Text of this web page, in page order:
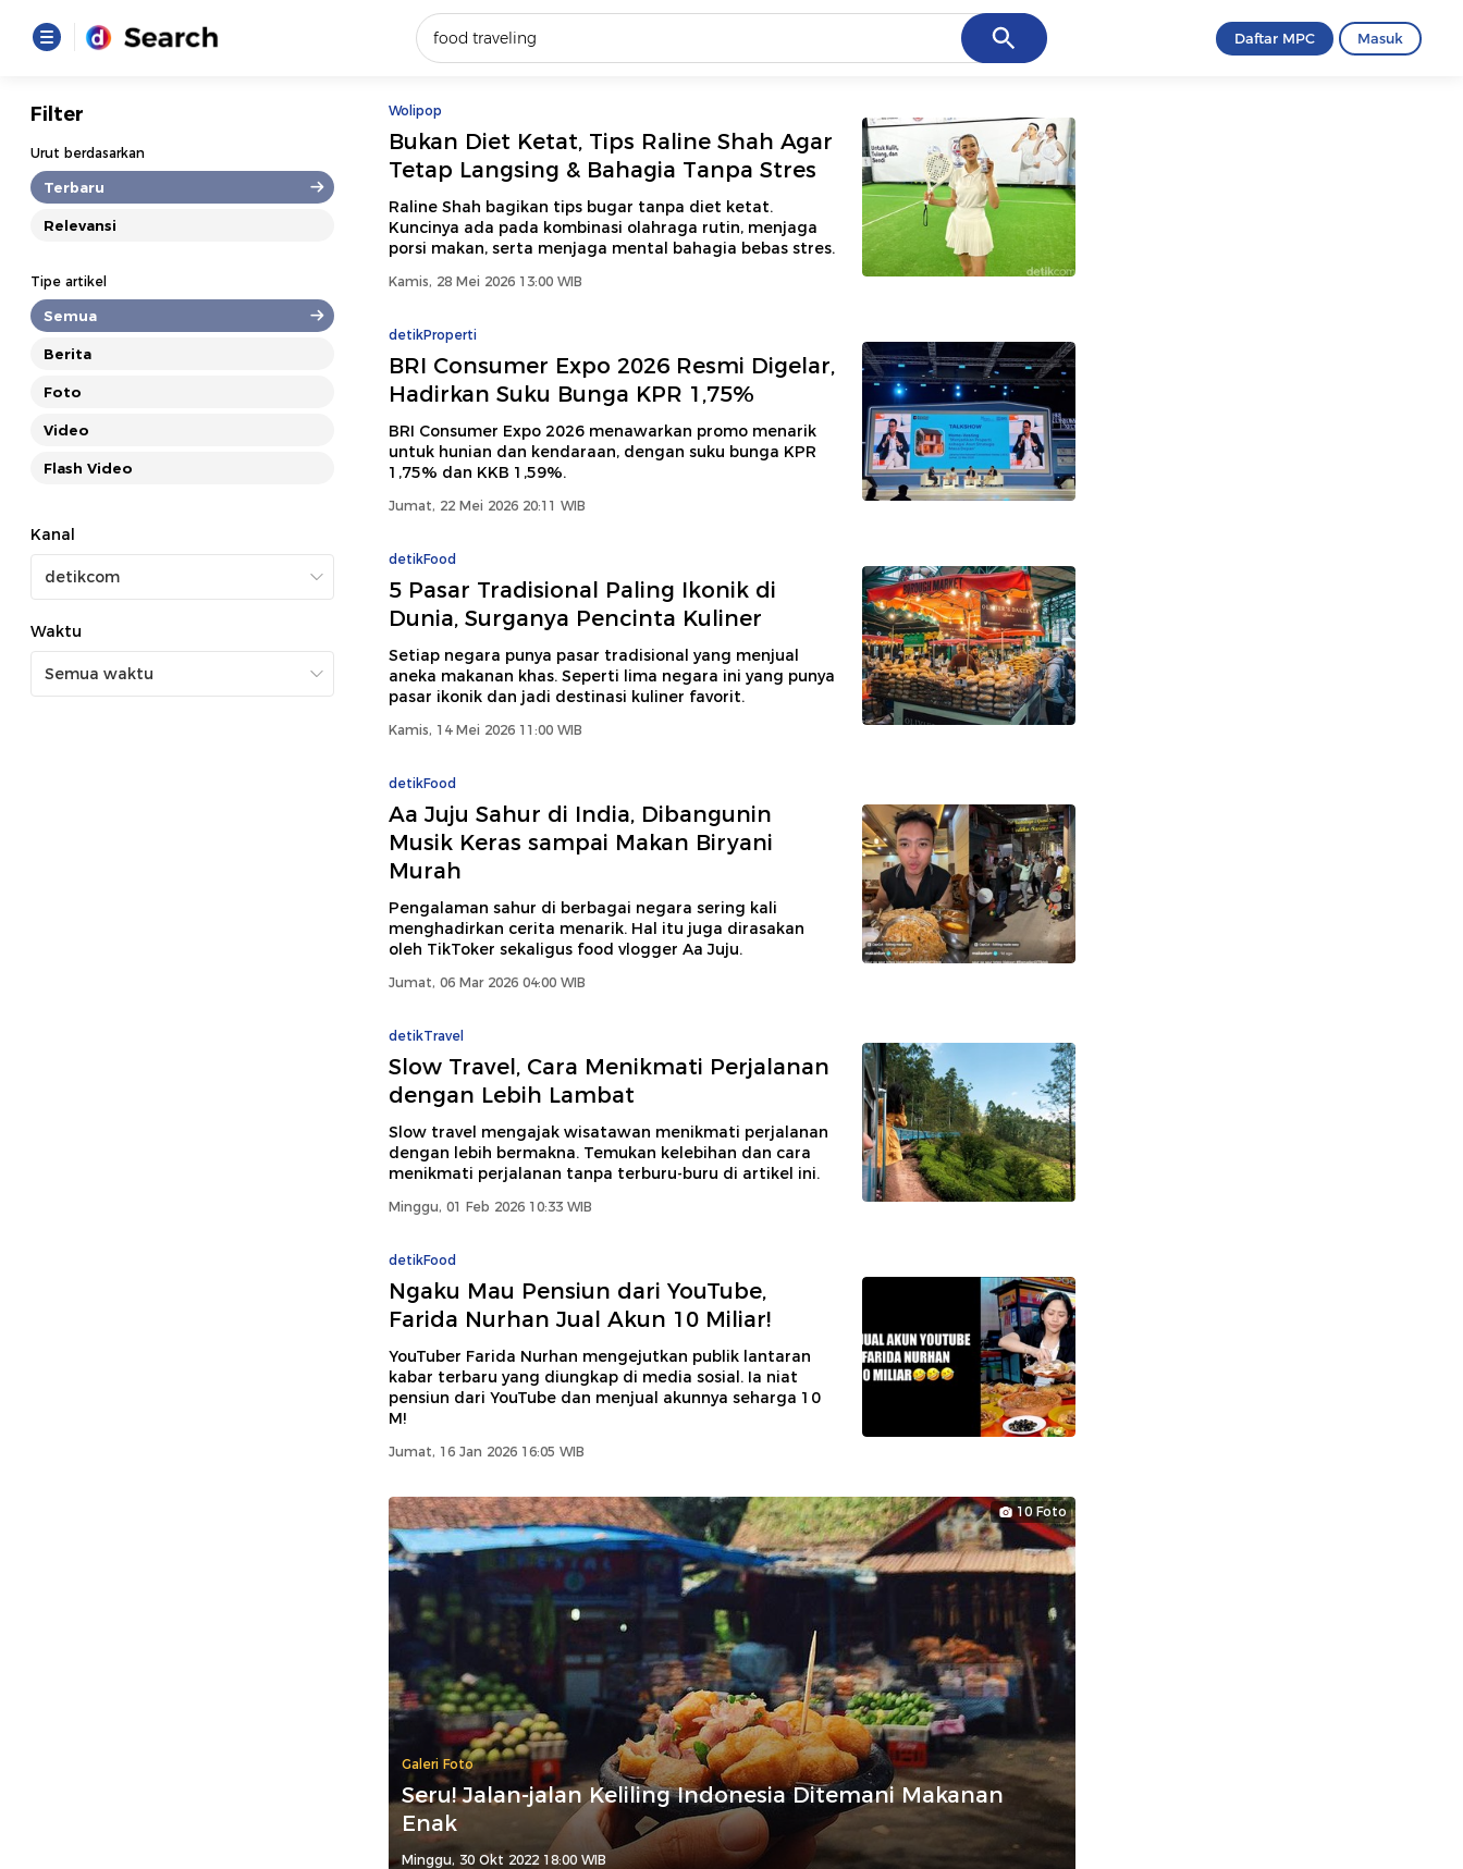
Cancel
Loading...
Promoted
Daftar MPC Masuk
Filter
Urut berdasarkan
Terbaru
Relevansi
Tipe artikel
Semua
Berita
Foto
Video
Flash Video
Kanal
Waktu
Wolipop
Bukan Diet Ketat, Tips Raline Shah Agar
Tetap Langsing & Bahagia Tanpa Stres
Raline Shah bagikan tips bugar tanpa diet ketat.
Kuncinya ada pada kombinasi olahraga rutin, menjaga
porsi makan, serta menjaga mental bahagia bebas stres.
Kamis, 28 Mei 2026 13:00 WIB
detikProperti
BRI Consumer Expo 2026 Resmi Digelar,
Hadirkan Suku Bunga KPR 1,75%
BRI Consumer Expo 2026 menawarkan promo menarik
untuk hunian dan kendaraan, dengan suku bunga KPR
1,75% dan KKB 1,59%.
Jumat, 22 Mei 2026 20:11 WIB
detikFood
5 Pasar Tradisional Paling Ikonik di
Dunia, Surganya Pencinta Kuliner
Setiap negara punya pasar tradisional yang menjual
aneka makanan khas. Seperti lima negara ini yang punya
pasar ikonik dan jadi destinasi kuliner favorit.
Kamis, 14 Mei 2026 11:00 WIB
detikFood
Aa Juju Sahur di India, Dibangunin
Musik Keras sampai Makan Biryani
Murah
Pengalaman sahur di berbagai negara sering kali
menghadirkan cerita menarik. Hal itu juga dirasakan
oleh TikToker sekaligus food vlogger Aa Juju.
Jumat, 06 Mar 2026 04:00 WIB
detikTravel
Slow Travel, Cara Menikmati Perjalanan
dengan Lebih Lambat
Slow travel mengajak wisatawan menikmati perjalanan
dengan lebih bermakna. Temukan kelebihan dan cara
menikmati perjalanan tanpa terburu-buru di artikel ini.
Minggu, 01 Feb 2026 10:33 WIB
detikFood
Ngaku Mau Pensiun dari YouTube,
Farida Nurhan Jual Akun 10 Miliar!
YouTuber Farida Nurhan mengejutkan publik lantaran
kabar terbaru yang diungkap di media sosial. Ia niat
pensiun dari YouTube dan menjual akunnya seharga 10
M!
Jumat, 16 Jan 2026 16:05 WIB
10 Foto
Galeri Foto
Seru! Jalan-jalan Keliling Indonesia Ditemani Makanan
Enak
Minggu, 30 Okt 2022 18:00 WIB